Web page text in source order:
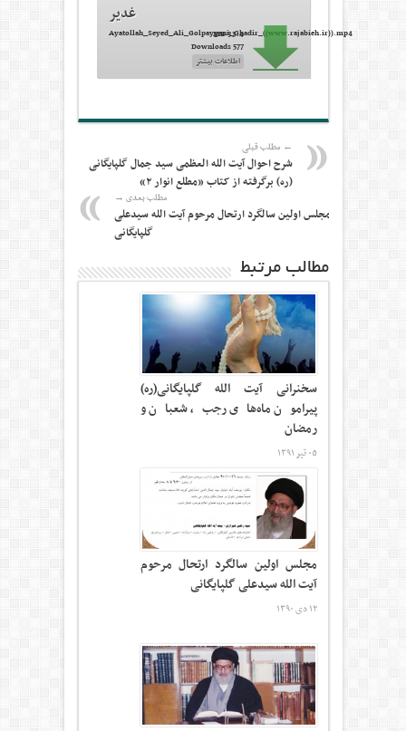
غدیر
Ayatollah_Seyed_Ali_Golpaygani_Ghadir_((www.rajabieh.ir)).mp4
33.4 MB
577 Downloads
اطلاعات بیشتر
← مطلب قبلی
شرح احوال آیت الله العظمی سید جمال گلپایگانی
(ره) برگرفته از کتاب «مطلع انوار ۲»
مطلب بعدی →
مجلس اولین سالگرد ارتحال مرحوم آیت الله سیدعلی
گلپایگانی
مطالب مرتبط
سخنرانی آیت الله گلپایگانی(ره)
پیرامون ماه‌های رجب، شعبان و
رمضان
۰۵ تیر ۱۳۹۱
مجلس اولین سالگرد ارتحال مرحوم
آیت الله سیدعلی گلپایگانی
۱۲ دی ۱۳۹۰